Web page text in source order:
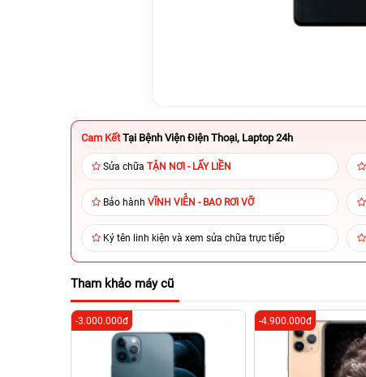
Cam Kết Tại Bệnh Viện Điện Thoại, Laptop 24h
Sửa chữa TẬN NƠI - LẤY LIỀN
Bảo hành VĨNH VIỄN - BAO RƠI VỠ
Ký tên linh kiện và xem sửa chữa trực tiếp
Tham khảo máy cũ
-3.000.000đ -4.900.000đ